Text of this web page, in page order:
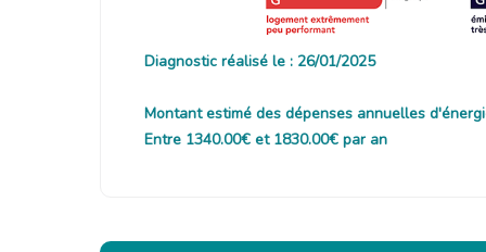
Diagnostic réalisé le : 26/01/2025
Montant estimé des dépenses annuelles
Entre 1340.00€ et 1830.00€ par an